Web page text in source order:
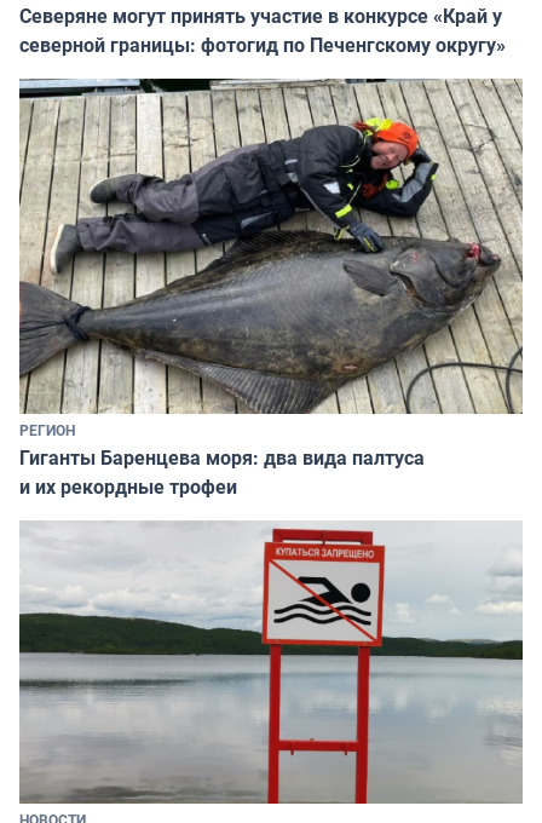
Северяне могут принять участие в конкурсе «Край у
северной границы: фотогид по Печенгскому округу»
РЕГИОН
Гиганты Баренцева моря: два вида палтуса
и их рекордные трофеи